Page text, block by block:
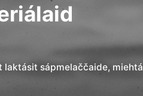
sápmelaččaide, miehtá